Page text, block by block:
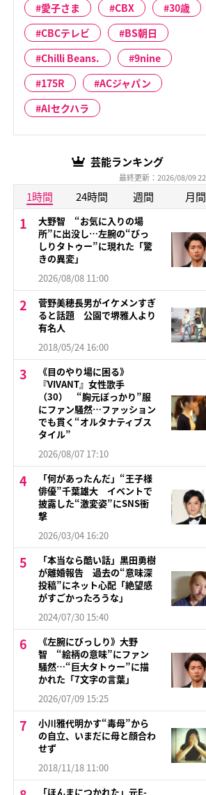
愛子さま
CBX
30歳
CBCテレビ
BS朝日
Chilli Beans.
9nine
175R
ACジャパン
AIセクハラ
芸能ランキング
最終更新：2026/08/09
1時間 24時間 週間 月間
大野智 “お気に入りの場
所”に出没し…左腕の“びっ
しりタトゥー”に現れた「驚
きの異変」
2026/08/08 11:00
菅野美穂長男がイケメンすぎ
ると話題 公園で堺雅人より
有名人
2018/05/24 16:00
《目のやり場に困る》
『VIVANT』女性歌手
（30） “胸元ぽっかり”服
にファン騒然…ファッション
でも貫く“オルタナティブス
タイル”
2026/08/07 17:10
「何があったんだ」“王子様
俳優”千葉雄大 イベントで
披露した“激変姿”にSNS衝
撃
2026/03/04 16:20
「本当なら酷い話」黒田勇樹
が離婚報告 過去の“意味深
投稿”にネット心配「絶望感
がすごかったろうな」
2024/07/30 15:40
《左腕にびっしり》大野
智 “絵柄の意味”にファン
騒然…“巨大タトゥー”に描
かれた「7文字の言葉」
2026/07/09 15:25
小川雅代明かす“毒母”から
の自立、いまだに母と顔合わ
せず
2018/11/18 11:00
「ほんまにつかれた」元E-